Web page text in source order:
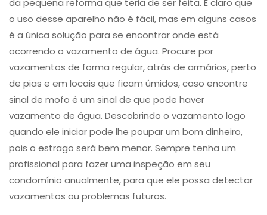
o uso desse aparelho não é fácil, mas em alguns casos
é a única solução para se encontrar onde está
ocorrendo o vazamento de água. Procure por
vazamentos de forma regular, atrás de armários, perto
de pias e em locais que ficam úmidos, caso encontre
sinal de mofo é um sinal de que pode haver
vazamento de água. Descobrindo o vazamento logo
quando ele iniciar pode lhe poupar um bom dinheiro,
pois o estrago será bem menor. Sempre tenha um
profissional para fazer uma inspeção em seu
condomínio anualmente, para que ele possa detectar
vazamentos ou problemas futuros.